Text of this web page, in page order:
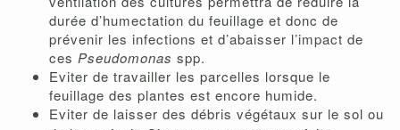
durée d’humectation du feuillage et donc de
prévenir les infections et d’abaisser l’impact de
ces Pseudomonas spp.
Eviter de travailler les parcelles lorsque le
feuillage des plantes est encore humide.
Eviter de laisser des débris végétaux sur le sol ou